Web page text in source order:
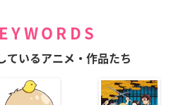
ているアニメ・作品たち